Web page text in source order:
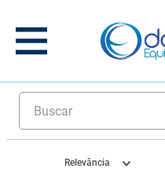
Buscar
Relevância